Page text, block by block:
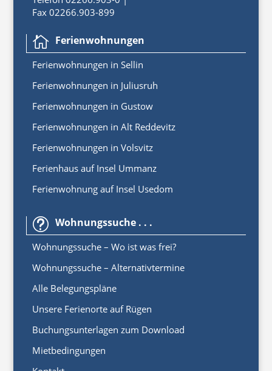
Fax 02266.903-899
 Ferienwohnungen
Ferienwohnungen in Sellin
Ferienwohnungen in Juliusruh
Ferienwohnungen in Gustow
Ferienwohnungen in Alt Reddevitz
Ferienwohnungen in Volsvitz
Ferienhaus auf Insel Ummanz
Ferienwohnung auf Insel Usedom
t Wohnungssuche . . .
Wohnungssuche – Wo ist was frei?
Wohnungssuche – Alternativtermine
Alle Belegungspläne
Unsere Ferienorte auf Rügen
Buchungsunterlagen zum Download
Mietbedingungen